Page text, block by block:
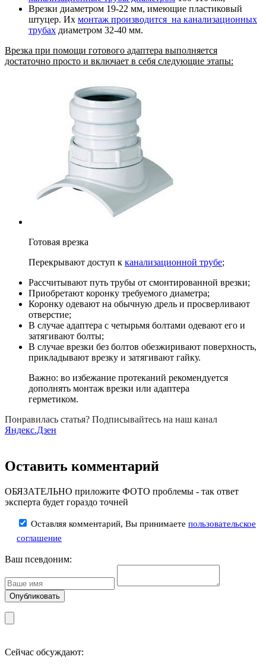
Врезки диаметром 19-22 мм, имеющие пластиковый
штуцер. Их монтаж производится на канализационных
трубах диаметром 32-40 мм.
Врезка при помощи готового адаптера выполняется
достаточно просто и включает в себя следующие этапы:
Готовая врезка
Перекрывают доступ к канализационной трубе;
Рассчитывают путь трубы от смонтированной врезки;
Приобретают коронку требуемого диаметра;
Коронку одевают на обычную дрель и просверливают
отверстие;
В случае адаптера с четырьмя болтами одевают его и
затягивают болты;
В случае врезки без болтов обезжиривают поверхность,
прикладывают врезку и затягивают гайку.
Важно: во избежание протеканий рекомендуется
дополнять монтаж врезки или адаптера
герметиком.
Понравилась статья? Подписывайтесь на наш канал
Яндекс.Дзен
Оставить комментарий
ОБЯЗАТЕЛЬНО приложите ФОТО проблемы - так ответ
эксперта будет гораздо точней
Оставляя комментарий, Вы принимаете пользовательское
соглашение
Ваш псевдоним:
Сейчас обсуждают: